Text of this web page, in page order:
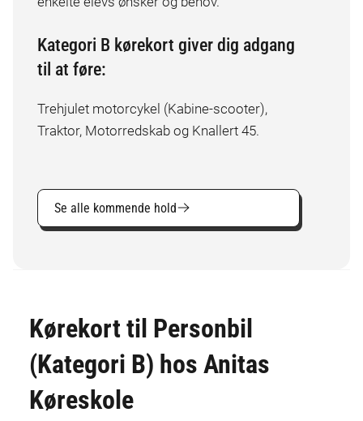
Kategori B kørekort giver dig adgang
til at føre:
Trehjulet motorcykel (Kabine-scooter),
Traktor, Motorredskab og Knallert 45.
Se alle kommende hold
Kørekort til Personbil
(Kategori B) hos Anitas
Køreskole